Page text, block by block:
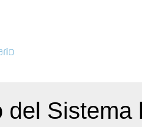
del